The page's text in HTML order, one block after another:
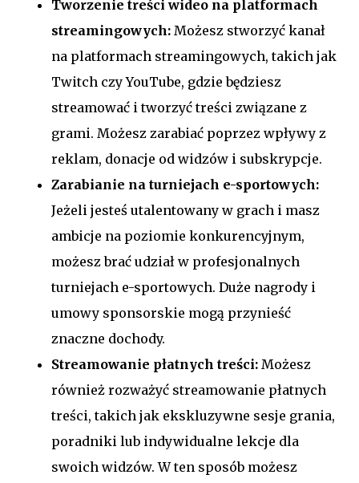
Tworzenie treści wideo na platformach
streamingowych: Możesz stworzyć kanał
na platformach streamingowych, takich jak
Twitch czy YouTube, gdzie będziesz
streamować i tworzyć treści związane z
grami. Możesz zarabiać poprzez wpływy z
reklam, donacje od widzów i subskrypcje.
Zarabianie na turniejach e-sportowych:
Jeżeli jesteś utalentowany w grach i masz
ambicje na poziomie konkurencyjnym,
możesz brać udział w profesjonalnych
turniejach e-sportowych. Duże nagrody i
umowy sponsorskie mogą przynieść
znaczne dochody.
Streamowanie płatnych treści: Możesz
również rozważyć streamowanie płatnych
treści, takich jak ekskluzywne sesje grania,
poradniki lub indywidualne lekcje dla
swoich widzów. W ten sposób możesz